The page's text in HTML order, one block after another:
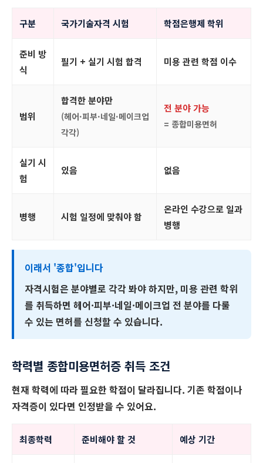
구분 국가기술자격 시험 학점은행제 학위
준비 방
식
필기 + 실기 시험 합격 미용 관련 학점 이수
범위
합격한 분야만
(헤어·피부·네일·메이크업
각각)
전 분야 가능
= 종합미용면허
실기 시
험
있음 없음
병행 시험 일정에 맞춰야 함
온라인 수강으로 일과
병행
이래서 '종합'입니다
자격시험은 분야별로 각각 봐야 하지만, 미용 관련 학위
를 취득하면 헤어·피부·네일·메이크업 전 분야를 다룰
수 있는 면허를 신청할 수 있습니다.
학력별 종합미용면허증 취득 조건
현재 학력에 따라 필요한 학점이 달라집니다. 기존 학점이나
자격증이 있다면 인정받을 수 있어요.
최종학력 준비해야 할 것 예상 기간